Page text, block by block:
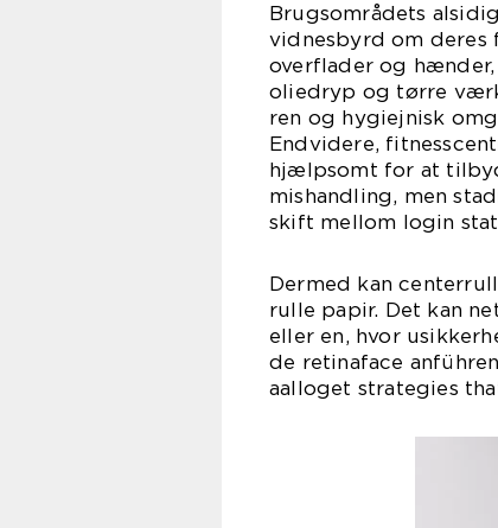
Brugsområdets
vidnesbyrd om
overflader og
oliedryp og tørre
ren og hygiejnisk
Endvidere,
hjælpsomt for at
mishandling, men
skift mellom login
Dermed kan
rulle papir. Det kan
eller en, hvor
de retinaface
aalloget strategies